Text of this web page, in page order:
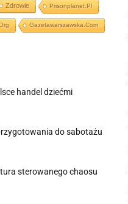
Zdrowie Prisonplanet.pl
Gazetawarszawska.com
handel dziećmi
do sabotażu
sterowanego chaosu